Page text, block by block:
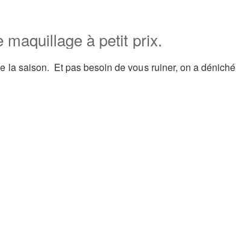
à petit prix.
la saison. Et pas besoin de vous ruiner, on a déniché